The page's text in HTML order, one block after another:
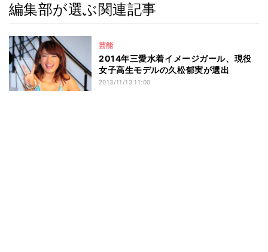
編集部が選ぶ関連記事
芸能
2014年三愛水着イメージガール、現役
女子高生モデルの久松郁実が選出
2013/11/13 11:00